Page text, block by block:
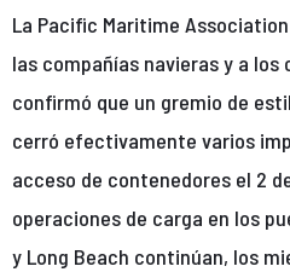
La Pacific Maritime
las compañías navieras y a
confirmó que un gremio de
cerró efectivamente varios
acceso de contenedores el 2
operaciones de carga en los
y Long Beach continúan, los